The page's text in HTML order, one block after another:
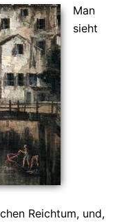
Man
sieht
Reichtum, und,